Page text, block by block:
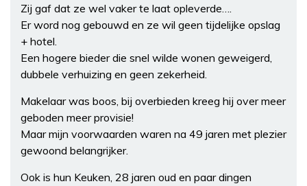
Zij gaf dat ze wel vaker te laat opleverde….
Er word nog gebouwd en ze wil geen tijdelijke opslag
+ hotel.
Een hogere bieder die snel wilde wonen geweigerd,
dubbele verhuizing en geen zekerheid.
Makelaar was boos, bij overbieden kreeg hij over meer
geboden meer provisie!
Maar mijn voorwaarden waren na 49 jaren met plezier
gewoond belangrijker.
Ook is hun Keuken, 28 jaren oud en paar dingen